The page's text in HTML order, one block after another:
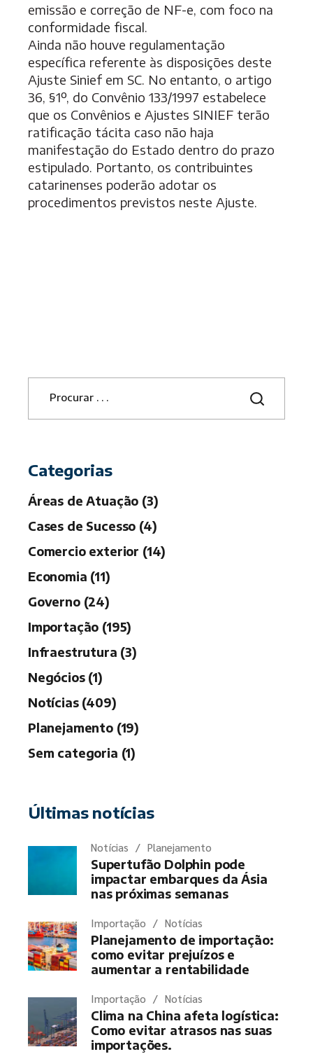
emissão e correção de NF-e, com foco na
conformidade fiscal.
Ainda não houve regulamentação
específica referente às disposições deste
Ajuste Sinief em SC. No entanto, o artigo
36, §1º, do Convênio 133/1997 estabelece
que os Convênios e Ajustes SINIEF terão
ratificação tácita caso não haja
manifestação do Estado dentro do prazo
estipulado. Portanto, os contribuintes
catarinenses poderão adotar os
procedimentos previstos neste Ajuste.
S
Categorias
Áreas de Atuação (3)
Cases de Sucesso (4)
Comercio exterior (14)
Economia (11)
Governo (24)
Importação (195)
Infraestrutura (3)
Negócios (1)
Notícias (409)
Planejamento (19)
Sem categoria (1)
Últimas notícias
Notícias Planejamento
Supertufão Dolphin pode
impactar embarques da Ásia
nas próximas semanas
Importação Notícias
Planejamento de importação:
como evitar prejuízos e
aumentar a rentabilidade
Importação Notícias
Clima na China afeta logística:
Como evitar atrasos nas suas
importações.